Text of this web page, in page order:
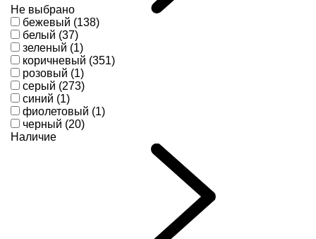
Не выбрано
бежевый (138)
белый (37)
зеленый (1)
коричневый (351)
розовый (1)
серый (273)
синий (1)
фиолетовый (1)
черный (20)
Наличие